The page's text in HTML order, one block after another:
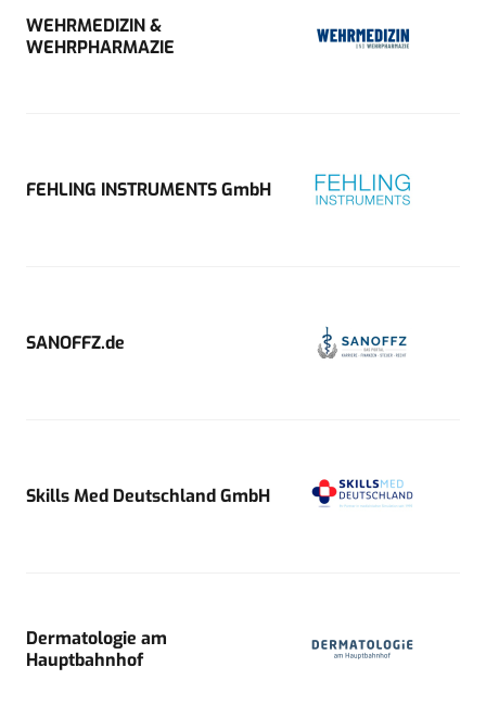
WEHRMEDIZIN &
WEHRPHARMAZIE
FEHLING INSTRUMENTS GmbH
SANOFFZ.de
Skills Med Deutschland GmbH
Dermatologie am
Hauptbahnhof